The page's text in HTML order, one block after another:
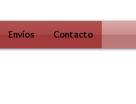
Envíos Contacto